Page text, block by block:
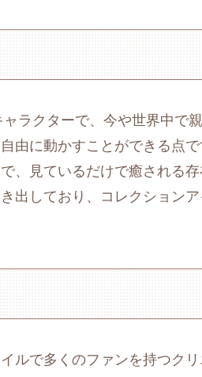
ラクターで、今や世界中で親
由に動かすことができる点
、見ているだけで癒される
出しており、コレクション
ルで多くのファンを持つク